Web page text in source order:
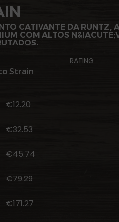
CATIVANTE DA RUNTZ,
COM ALTOS
RATING
Strain
€12.20
€32.53
€45.74
€79.29
€171.27